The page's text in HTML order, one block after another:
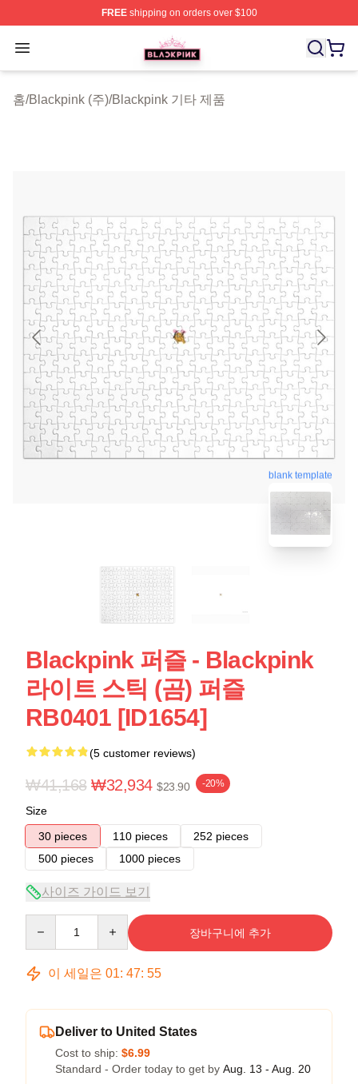
FREEshipping on orders over $100
Open menu
BLACKPINK Shop - Official BLACKPINK Merchandise
홈/Blackpink (주)/Blackpink 기타 제품
blank template
Blackpink 퍼즐 - Blackpink
라이트 스틱 (곰) 퍼즐
RB0401 [ID1654]
(5 customer reviews)
₩41,168 ₩32,934 $23.90 -20%
Size
30 pieces
110 pieces
252 pieces
500 pieces
1000 pieces
사이즈 가이드 보기
장바구니에 추가
이 세일은 01: 47: 54
Deliver to United States
Cost to ship: $6.99
Standard - Order today to get by Aug. 13 - Aug. 20